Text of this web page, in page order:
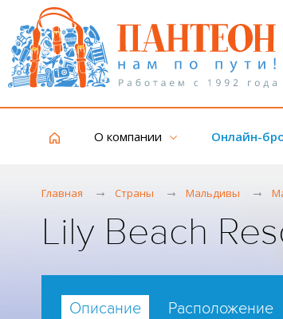
О компании Онлайн-
Главная Страны Мальдивы
Lily Beach
Описание Расположение